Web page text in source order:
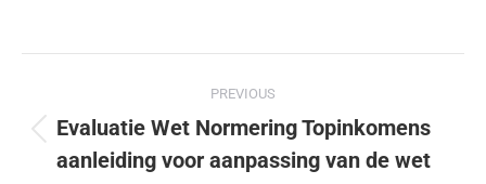
PREVIOUS
Evaluatie Wet Normering Topinkomens
aanleiding voor aanpassing van de wet